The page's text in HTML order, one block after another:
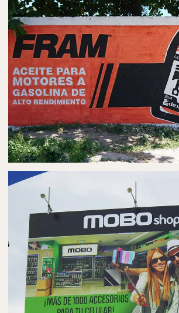
PUBLICIDAD EN
BARDAS PUBLICITARIAS EN